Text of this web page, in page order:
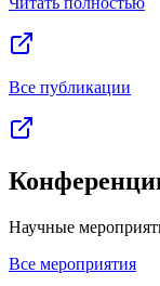
Битва
лучших
Репортаж
Столица
эпицентр
вузов».
230